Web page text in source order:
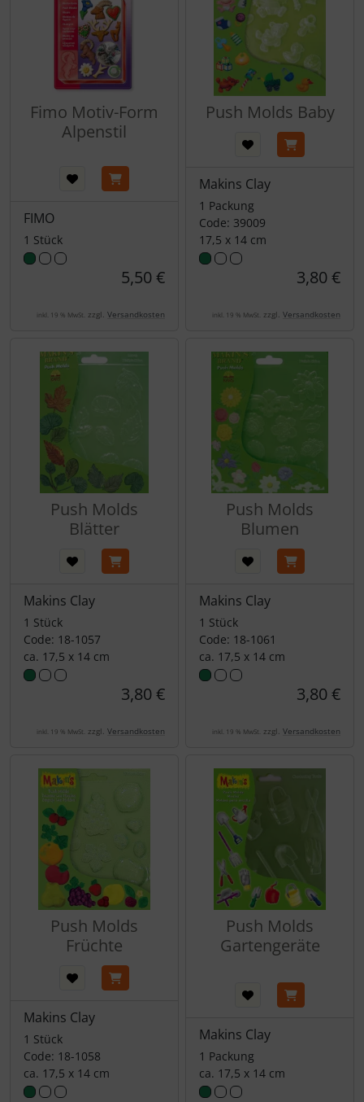
Fimo Motiv-Form
Alpenstil
FIMO
1 Stück
5,50 €
inkl. 19 % MwSt. zzgl. Versandkosten
Push Molds Baby
Makins Clay
1 Packung
Code: 39009
17,5 x 14 cm
3,80 €
inkl. 19 % MwSt. zzgl. Versandkosten
Push Molds
Blätter
Makins Clay
1 Stück
Code: 18-1057
ca. 17,5 x 14 cm
3,80 €
inkl. 19 % MwSt. zzgl. Versandkosten
Push Molds
Blumen
Makins Clay
1 Stück
Code: 18-1061
ca. 17,5 x 14 cm
3,80 €
inkl. 19 % MwSt. zzgl. Versandkosten
Push Molds
Früchte
Makins Clay
1 Stück
Code: 18-1058
ca. 17,5 x 14 cm
Push Molds
Gartengeräte
Makins Clay
1 Packung
ca. 17,5 x 14 cm